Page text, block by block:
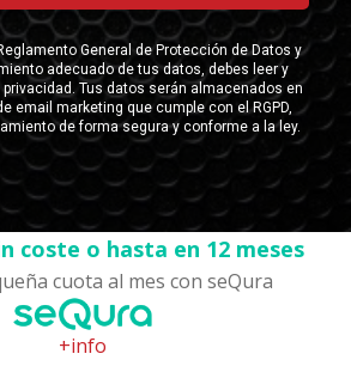
coste o hasta en 12 meses
cuota al mes con seQura
+info